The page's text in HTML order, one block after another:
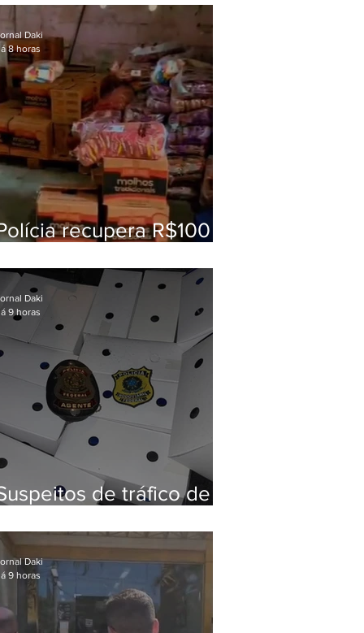
da educação
recupera R$100
Fluminense
Daki
8 horas
de tráfico de
com 50 aves
Daki
9 horas
Daki
9 horas